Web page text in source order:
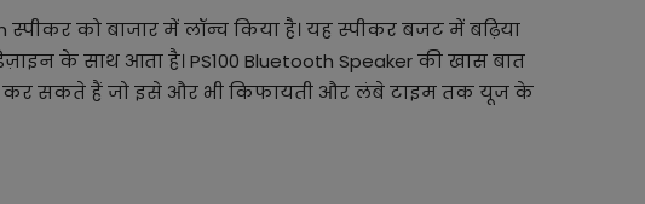
को बाजार में लॉन्च किया है। यह स्पीकर बजट में बढ़िया
के साथ आता है। PS100 Bluetooth Speaker की खास बात
कर सकते हैं जो इसे और भी किफायती और लंबे टाइम तक यूज के